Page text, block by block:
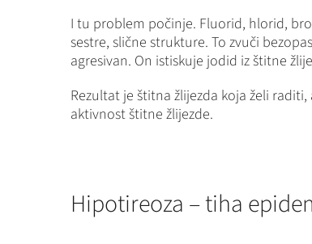
I tu problem počinje. Fluorid, hlorid,
sestre, slične strukture. To zvuči
agresivan. On istiskuje jodid iz štitne
Rezultat je štitna žlijezda koja želi
aktivnost štitne žlijezde.
Hipotireoza – tiha